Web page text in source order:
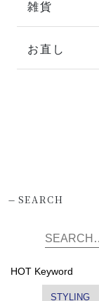
雑貨
お直し
-SEARCH
HOT Keyword
STYLING